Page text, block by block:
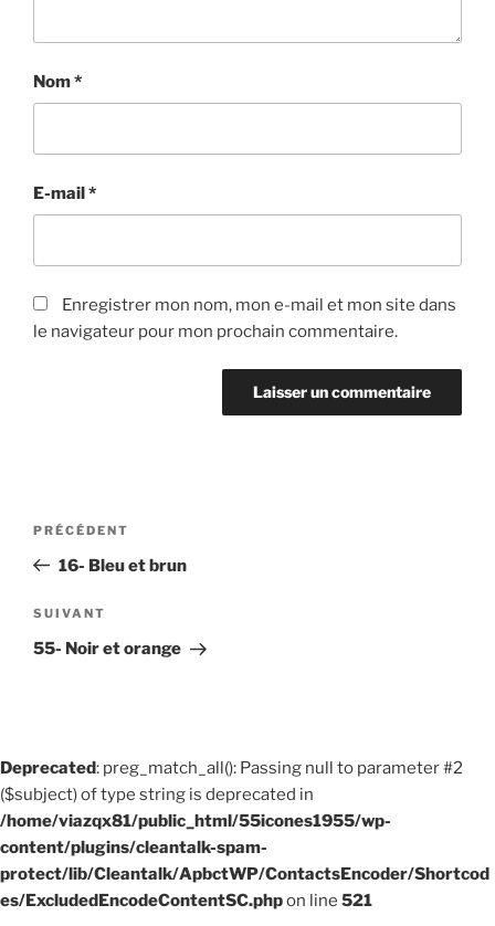
Nom*
E-mail*
Enregistrer mon nom, mon e-mail et mon site dans
le navigateur pour mon prochain commentaire.
Navigation
l’article
Article
précédent
PRÉCÉDENT
16- Bleu et brun
Article
suivant
SUIVANT
55- Noir et orange
Deprecated: preg_match_all(): Passing null to parameter #2
($subject) of type string is deprecated in
/home/viazqx81/public_html/55icones1955/wp-
content/plugins/cleantalk-spam-
protect/lib/Cleantalk/ApbctWP/ContactsEncoder/Shortcod
es/ExcludedEncodeContentSC.phpon line 521